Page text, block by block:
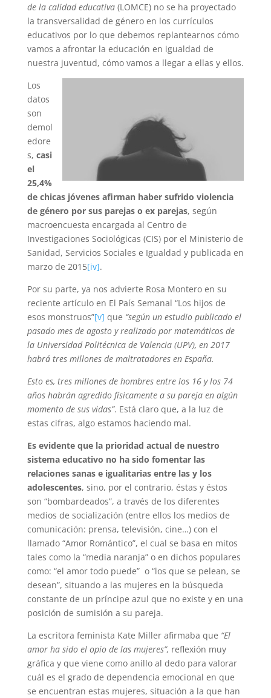
de la calidad educativa(LOMCE) no se ha proyectado
la transversalidad de género en los currículos
educativos por lo que debemos replantearnos cómo
vamos a afrontar la educación en igualdad de
nuestra juventud, cómo vamos a llegar a ellas y ellos.
Los
datos
son
demol
edore
s, casi
el
25,4%
de chicas jóvenes afirman haber sufrido violencia
de género por sus parejas o ex parejas, según
macroencuesta encargada al Centro de
Investigaciones Sociológicas (CIS) por el Ministerio de
Sanidad, Servicios Sociales e Igualdad y publicada en
marzo de 2015[iv].
Por su parte, ya nos advierte Rosa Montero en su
reciente artículo en El País Semanal “Los hijos de
esos monstruos”[v] que “según un estudio publicado el
pasado mes de agosto y realizado por matemáticos de
la Universidad Politécnica de Valencia (UPV), en 2017
habrá tres millones de maltratadores en España.
Esto es, tres millones de hombres entre los 16 y los 74
años habrán agredido físicamente a su pareja en algún
momento de sus vidas”. Está claro que, a la luz de
estas cifras, algo estamos haciendo mal.
Es evidente que la prioridad actual de nuestro
sistema educativo no ha sido fomentar las
relaciones sanas e igualitarias entre las y los
adolescentes, sino, por el contrario, éstas y éstos
son “bombardeados”, a través de los diferentes
medios de socialización (entre ellos los medios de
comunicación: prensa, televisión, cine…) con el
llamado “Amor Romántico”, el cual se basa en mitos
tales como la “media naranja” o en dichos populares
como: “el amor todo puede” o “los que se pelean, se
desean”, situando a las mujeres en la búsqueda
constante de un príncipe azul que no existe y en una
posición de sumisión a su pareja.
La escritora feminista Kate Miller afirmaba que “El
amor ha sido el opio de las mujeres”, reflexión muy
gráfica y que viene como anillo al dedo para valorar
cuál es el grado de dependencia emocional en que
se encuentran estas mujeres, situación a la que han